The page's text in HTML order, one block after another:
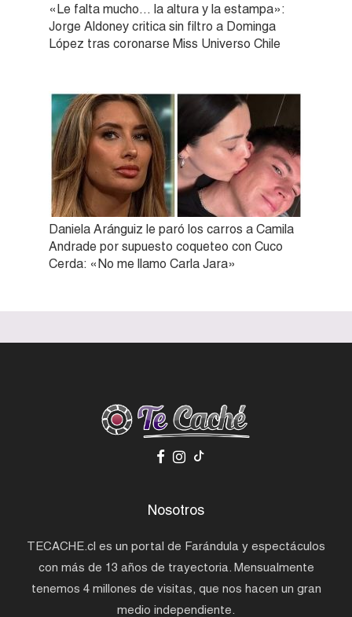
«Le falta mucho… la altura y la estampa»:
Jorge Aldoney critica sin filtro a Dominga
López tras coronarse Miss Universo Chile
Daniela Aránguiz le paró los carros a Camila
Andrade por supuesto coqueteo con Cuco
Cerda: «No me llamo Carla Jara»
Nosotros
TECACHE.cl es un portal de Farándula y espectáculos
con más de 13 años de trayectoria. Mensualmente
tenemos 4 millones de visitas, que nos hacen un gran
medio independiente.